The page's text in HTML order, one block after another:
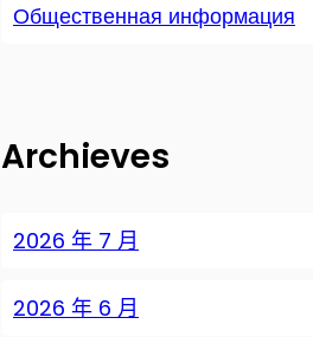
Общественная информация
Archieves
2026 年 7 月
2026 年 6 月